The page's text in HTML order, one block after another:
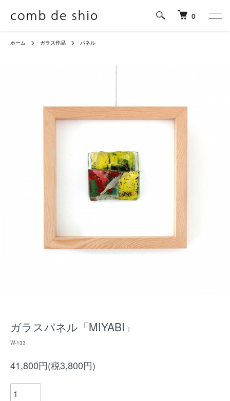
0
ホーム ガラス作品 パネル
ガラスパネル「MIYABI」
W-133
41,800円(税3,800円)